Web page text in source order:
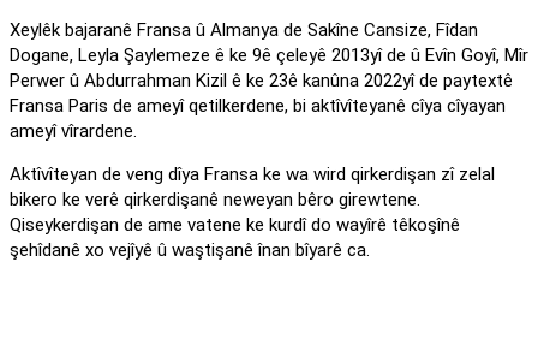
Xeylêk bajaranê Fransa û Almanya de Sakîne Cansize, Fîdan
Dogane, Leyla Şaylemeze ê ke 9ê çeleyê 2013yî de û Evîn Goyî, Mîr
Perwer û Abdurrahman Kizil ê ke 23ê kanûna 2022yî de paytextê
Fransa Paris de ameyî qetilkerdene, bi aktîvîteyanê cîya cîyayan
ameyî vîrardene.
Aktîvîteyan de veng dîya Fransa ke wa wird qirkerdişan zî zelal
bikero ke verê qirkerdişanê neweyan bêro girewtene.
Qiseykerdişan de ame vatene ke kurdî do wayîrê têkoşînê
şehîdanê xo vejîyê û waştişanê înan bîyarê ca.